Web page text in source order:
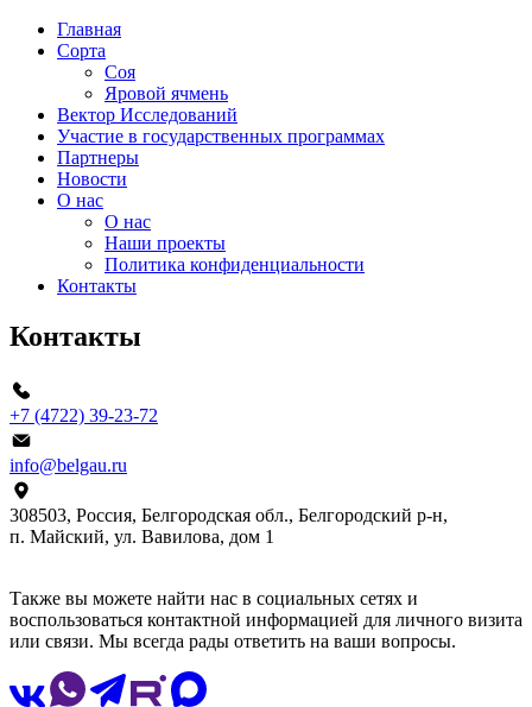
Главная
Сорта
Соя
Яровой ячмень
Вектор Исследований
Участие в государственных программах
Партнеры
Новости
О нас
О нас
Наши проекты
Политика конфиденциальности
Контакты
Контакты
+7 (4722) 39-23-72
info@belgau.ru
308503, Россия, Белгородская обл., Белгородский р‑н,
п. Майский, ул. Вавилова, дом 1
Также вы можете найти нас в социальных сетях и
воспользоваться контактной информацией для личного визита
или связи. Мы всегда рады ответить на ваши вопросы.